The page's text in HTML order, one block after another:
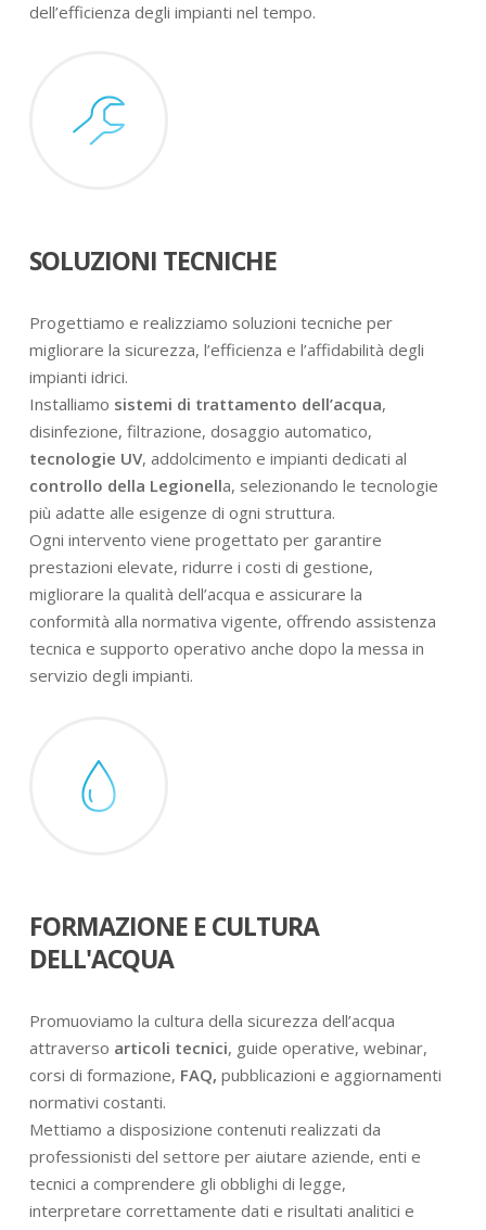
dell’efficienza degli impianti nel tempo.
SOLUZIONI TECNICHE
Progettiamo e realizziamo soluzioni tecniche per
migliorare la sicurezza, l’efficienza e l’affidabilità degli
impianti idrici.
Installiamo sistemi di trattamento dell’acqua,
disinfezione, filtrazione, dosaggio automatico,
tecnologie UV, addolcimento e impianti dedicati al
controllo della Legionella, selezionando le tecnologie
più adatte alle esigenze di ogni struttura.
Ogni intervento viene progettato per garantire
prestazioni elevate, ridurre i costi di gestione,
migliorare la qualità dell’acqua e assicurare la
conformità alla normativa vigente, offrendo assistenza
tecnica e supporto operativo anche dopo la messa in
servizio degli impianti.
FORMAZIONE E CULTURA
DELL'ACQUA
Promuoviamo la cultura della sicurezza dell’acqua
attraverso articoli tecnici, guide operative, webinar,
corsi di formazione, FAQ, pubblicazioni e aggiornamenti
normativi costanti.
Mettiamo a disposizione contenuti realizzati da
professionisti del settore per aiutare aziende, enti e
tecnici a comprendere gli obblighi di legge,
interpretare correttamente dati e risultati analitici e